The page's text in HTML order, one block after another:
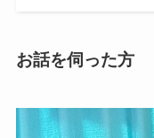
お話を伺った方